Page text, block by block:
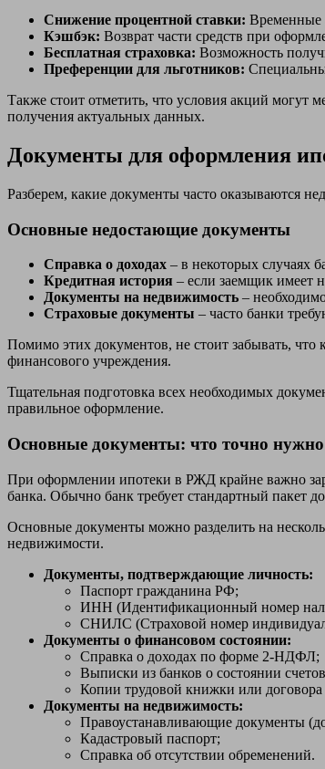
Снижение процентной ставки: Временные
Кэшбэк: Возврат части средств при
Бесплатная страховка: Возможность
Преференции для льготников:
Также стоит отметить, что условия акций могут
получения актуальных данных.
Документы для оформления
Разберем, какие документы часто оказываются
Основные недостающие документы
Справка о доходах – в некоторых случаях
Кредитная история – если заемщик имеет
Документы на недвижимость –
Страховые документы – часто банки
Помимо этих документов, не стоит забывать, что
финансового учреждения.
Тщательная подготовка всех необходимых
правильное оформление.
Основные документы: что точно нужно
При оформлении ипотеки в РЖД крайне важно
банка. Обычно банк требует стандартный пакет
Основные документы можно разделить на
недвижимости.
Документы, подтверждающие личность:
Паспорт гражданина РФ;
ИНН (Идентификационный номер
СНИЛС (Страховой номер
Документы о финансовом состоянии:
Справка о доходах по форме 2-НДФЛ;
Выписки из банков о состоянии
Копии трудовой книжки или договора
Документы на недвижимость:
Правоустанавливающие документы
Кадастровый паспорт;
Справка об отсутствии обременений.